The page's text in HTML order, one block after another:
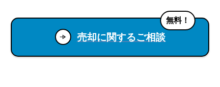
売却に関するご相談
無料！